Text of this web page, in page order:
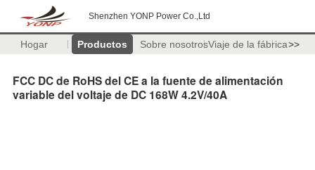
Shenzhen YONP Power Co.,Ltd
Hogar Productos Sobre nosotrosViaje de la fábrica>>
FCC DC de RoHS del CE a la fuente de alimentación
variable del voltaje de DC 168W 4.2V/40A